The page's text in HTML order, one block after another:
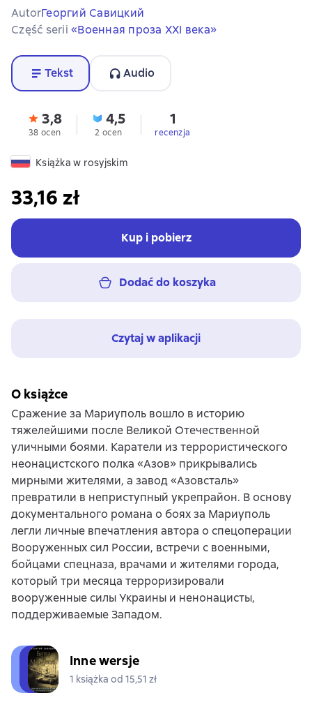
AutorГеоргий Савицкий
Część serii «Военная проза XXI века»
Tekst Audio
3,8
38 ocen
4,5
2 ocen
1
recenzja
Książka w rosyjskim
33,16 zł
Kup i pobierz
Dodać do koszyka
Czytaj w aplikacji
O książce
Сражение за Мариуполь вошло в историю
тяжелейшими после Великой Отечественной
уличными боями. Каратели из террористического
неонацистского полка «Азов» прикрывались
мирными жителями, а завод «Азовсталь»
превратили в неприступный укрепрайон. В основу
документального романа о боях за Мариуполь
легли личные впечатления автора о спецоперации
Вооруженных сил России, встречи с военными,
бойцами спецназа, врачами и жителями города,
который три месяца терроризировали
вооруженные силы Украины и ненонацисты,
поддерживаемые Западом.
Inne wersje
1 książka od 15,51 zł